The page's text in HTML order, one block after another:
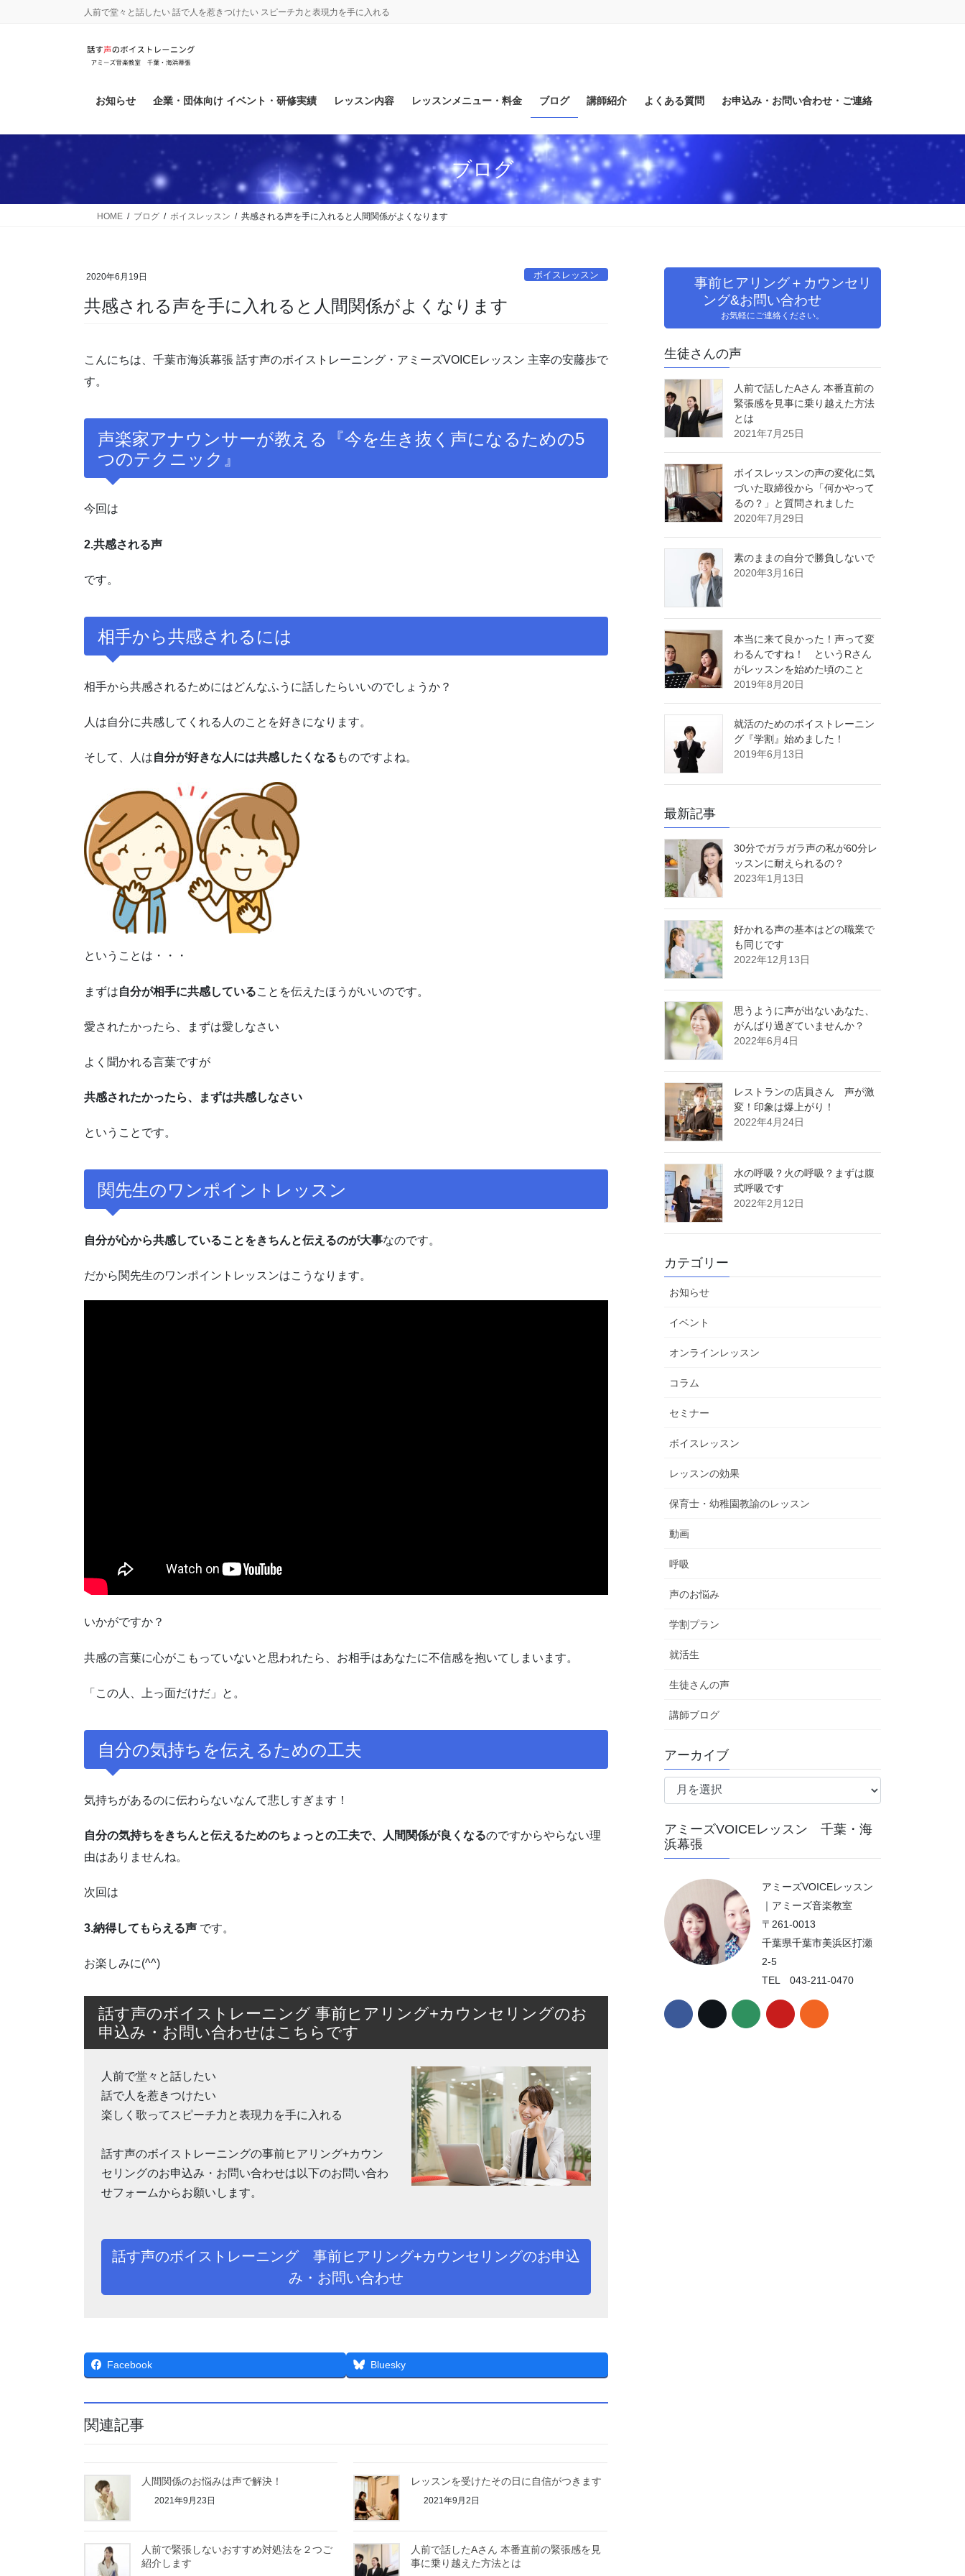
動
人前で堂々と話したい 話で人を惹きつけたい スピーチ力と表現力を手に入れる
お知らせ 企業・団体向け イベント・研修実績 レッスン内容 レッスンメニュー・料金 ブログ 講師紹介 よくある質問 お申込み・お問い合わせ・ご連絡
ブログ
HOME ブログ ボイスレッスン 共感される声を手に入れると人間関係がよくなります
2020年6月19日 ボイスレッスン
共感される声を手に入れると人間関係がよくなります
こんにちは、千葉市海浜幕張 話す声のボイストレーニング・アミーズVOICEレッスン 主宰の安藤歩で
す。
声楽家アナウンサーが教える『今を生き抜く声になるための5
つのテクニック』
今回は
2.共感される声
です。
相手から共感されるには
相手から共感されるためにはどんなふうに話したらいいのでしょうか？
人は自分に共感してくれる人のことを好きになります。
そして、人は自分が好きな人には共感したくなる ものですよね。
ということは・・・
まずは自分が相手に共感していることを伝えたほうがいいのです。
愛されたかったら、まずは愛しなさい
よく聞かれる言葉ですが
共感されたかったら、まずは共感しなさい
ということです。
関先生のワンポイントレッスン
自分が心から共感していることをきちんと伝えるのが大事なのです。
だから関先生のワンポイントレッスンはこうなります。
いかがですか？
共感の言葉に心がこもっていないと思われたら、お相手はあなたに不信感を抱いてしまいます。
「この人、上っ面だけだ」と。
自分の気持ちを伝えるための工夫
気持ちがあるのに伝わらないなんて悲しすぎます！
自分の気持ちをきちんと伝えるためのちょっとの工夫で、人間関係が良くなるのですからやらない理
由はありませんね。
次回は
3.納得してもらえる声 です。
お楽しみに(^^)
話す声のボイストレーニング 事前ヒアリング+カウンセリングのお
申込み・お問い合わせはこちらです
人前で堂々と話したい
話で人を惹きつけたい
楽しく歌ってスピーチ力と表現力を手に入れる
話す声のボイストレーニングの事前ヒアリング+カウン
セリングのお申込み・お問い合わせは以下のお問い合わ
せフォームからお願いします。
話す声のボイストレーニング 事前ヒアリング+カウンセリングのお申込
み・お問い合わせ
Facebook Bluesky
関連記事
人間関係のお悩みは声で解決！
2021年9月23日
レッスンを受けたその日に自信がつきます
2021年9月2日
人前で緊張しないおすすめ対処法を２つご
紹介します
人前で話したAさん 本番直前の緊張感を見
事に乗り越えた方法とは
事前ヒアリング＋カウンセリ
ング&お問い合わせ
お気軽にご連絡ください。
生徒さんの声
人前で話したAさん 本番直前の
緊張感を見事に乗り越えた方法
とは
2021年7月25日
ボイスレッスンの声の変化に気
づいた取締役から「何かやって
るの？」と質問されました
2020年7月29日
素のままの自分で勝負しないで
2020年3月16日
本当に来て良かった！声って変
わるんですね！ というRさん
がレッスンを始めた頃のこと
2019年8月20日
就活のためのボイストレーニン
グ『学割』始めました！
2019年6月13日
最新記事
30分でガラガラ声の私が60分レ
ッスンに耐えられるの？
2023年1月13日
好かれる声の基本はどの職業で
も同じです
2022年12月13日
思うように声が出ないあなた、
がんばり過ぎていませんか？
2022年6月4日
レストランの店員さん 声が激
変！印象は爆上がり！
2022年4月24日
水の呼吸？火の呼吸？まずは腹
式呼吸です
2022年2月12日
カテゴリー
お知らせ
イベント
オンラインレッスン
コラム
セミナー
ボイスレッスン
レッスンの効果
保育士・幼稚園教諭のレッスン
動画
呼吸
声のお悩み
学割プラン
就活生
生徒さんの声
講師ブログ
アーカイブ
ア
イ
ブ
アミーズVOICEレッスン 千葉・海
浜幕張
アミーズVOICEレッスン
｜アミーズ音楽教室
〒261-0013
千葉県千葉市美浜区打瀬
2-5
TEL 043-211-0470